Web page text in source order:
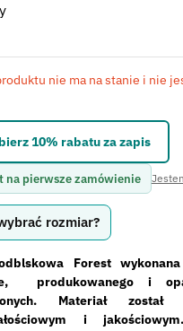
nie ma na stanie i nie
10% rabatu za zapis
na pierwsze zamówienie
rozmiar?
Forest
produkowanego i
Materiał
i